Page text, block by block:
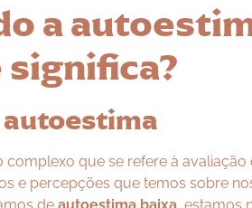
a
autoestima
que se refere à
e percepções que temos sobre